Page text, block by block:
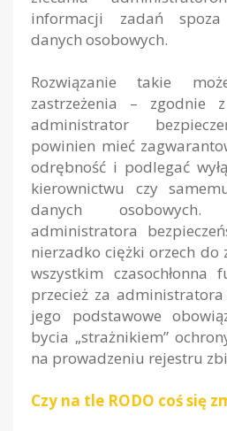
informacji zadań
danych osobowych.
Rozwiązanie takie
zastrzeżenia – zgodnie
administrator
powinien mieć
odrębność i podlegać
kierownictwu czy
danych
administratora
nierzadko ciężki orzech do
wszystkim czasochłonna
przecież za
jego podstawowe
bycia „strażnikiem”
na prowadzeniu rejestru
Czy na tle RODO coś się